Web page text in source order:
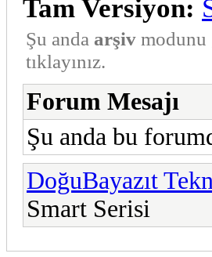
Tam Versiyon:
Şu anda arşiv
tıklayınız.
Forum Mesajı
Şu anda bu
DoğuBayazıt
Smart Serisi